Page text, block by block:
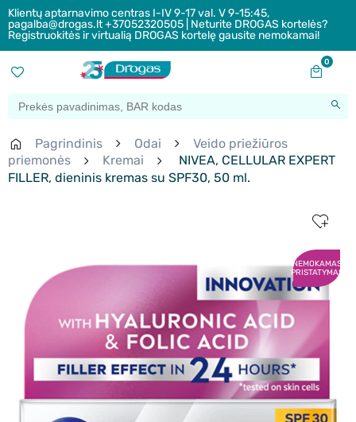
Klientų aptarnavimo centras I-IV 9-17 val. V 9-15:45,
pagalba@drogas.lt +37052320505 | Neturite DROGAS kortelės?
Registruokitės ir virtualią DROGAS kortelę gausite nemokamai!
0
Pagrindinis Odai
Veido priežiūros
priemonės
Kremai
NIVEA, CELLULAR EXPERT
FILLER, dieninis kremas su SPF30, 50 ml.
NEMOKAMAS
PRISTATYMAS